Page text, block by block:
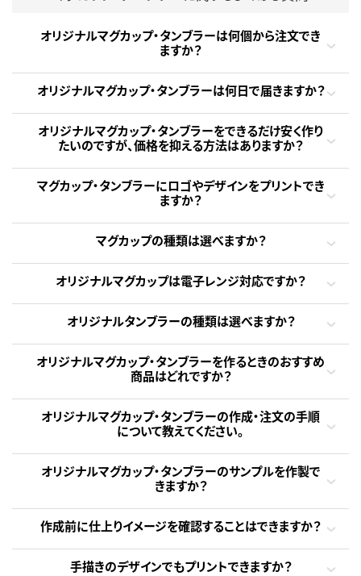
オリジナルマグカップ・タンブラーは何個から注文でき
ますか？
オリジナルマグカップ・タンブラーは何日で届きますか？
オリジナルマグカップ・タンブラーをできるだけ安く作り
たいのですが、価格を抑える方法はありますか？
マグカップ・タンブラーにロゴやデザインをプリントでき
ますか？
マグカップの種類は選べますか？
オリジナルマグカップは電子レンジ対応ですか？
オリジナルタンブラーの種類は選べますか？
オリジナルマグカップ・タンブラーを作るときのおすすめ
商品はどれですか？
オリジナルマグカップ・タンブラーの作成・注文の手順
について教えてください。
オリジナルマグカップ・タンブラーのサンプルを作製で
きますか？
作成前に仕上りイメージを確認することはできますか？
手描きのデザインでもプリントできますか？